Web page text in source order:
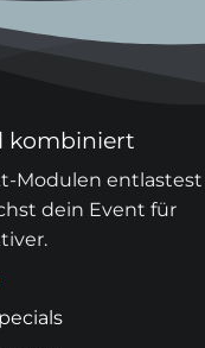
kombiniert
Modulen entlastest
dein Event für